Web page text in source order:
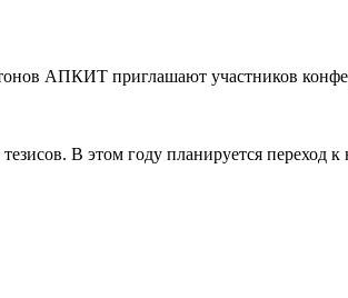
АПКИТ приглашают участников
В этом году планируется переход